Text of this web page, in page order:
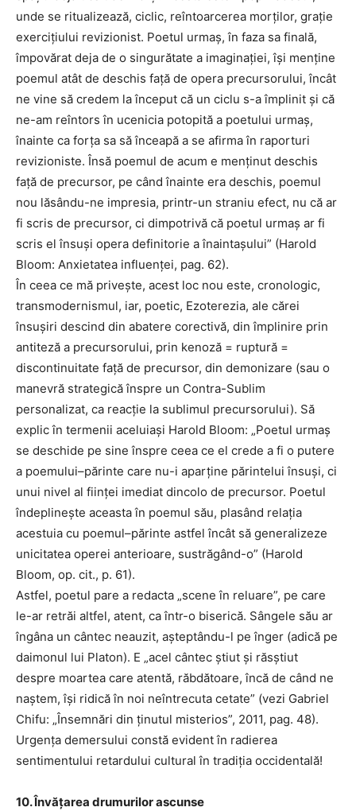
unde se ritualizează, ciclic, reîntoarcerea morților, grație
exercițiului revizionist. Poetul urmaș, în faza sa finală,
împovărat deja de o singurătate a imaginației, își menține
poemul atât de deschis față de opera precursorului, încât
ne vine să credem la început că un ciclu s-a împlinit și că
ne-am reîntors în ucenicia potopită a poetului urmaș,
înainte ca forța sa să înceapă a se afirma în raporturi
revizioniste. Însă poemul de acum e menținut deschis
față de precursor, pe când înainte era deschis, poemul
nou lăsându-ne impresia, printr-un straniu efect, nu că ar
fi scris de precursor, ci dimpotrivă că poetul urmaș ar fi
scris el însuși opera definitorie a înaintașului” (Harold
Bloom: Anxietatea influenței, pag. 62).
În ceea ce mă privește, acest loc nou este, cronologic,
transmodernismul, iar, poetic, Ezoterezia, ale cărei
însușiri descind din abatere corectivă, din împlinire prin
antiteză a precursorului, prin kenoză = ruptură =
discontinuitate față de precursor, din demonizare (sau o
manevră strategică înspre un Contra-Sublim
personalizat, ca reacție la sublimul precursorului). Să
explic în termenii aceluiași Harold Bloom: „Poetul urmaș
se deschide pe sine înspre ceea ce el crede a fi o putere
a poemului–părinte care nu-i aparține părintelui însuși, ci
unui nivel al ființei imediat dincolo de precursor. Poetul
îndeplinește aceasta în poemul său, plasând relația
acestuia cu poemul–părinte astfel încât să generalizeze
unicitatea operei anterioare, sustrăgând-o” (Harold
Bloom, op. cit., p. 61).
Astfel, poetul pare a redacta „scene în reluare”, pe care
le-ar retrăi altfel, atent, ca într-o biserică. Sângele său ar
îngâna un cântec neauzit, așteptându-l pe înger (adică pe
daimonul lui Platon). E „acel cântec știut și răsștiut
despre moartea care atentă, răbdătoare, încă de când ne
naștem, își ridică în noi neîntrecuta cetate” (vezi Gabriel
Chifu: „Însemnări din ținutul misterios”, 2011, pag. 48).
Urgența demersului constă evident în radierea
sentimentului retardului cultural în tradiția occidentală!
10. Învățarea drumurilor ascunse